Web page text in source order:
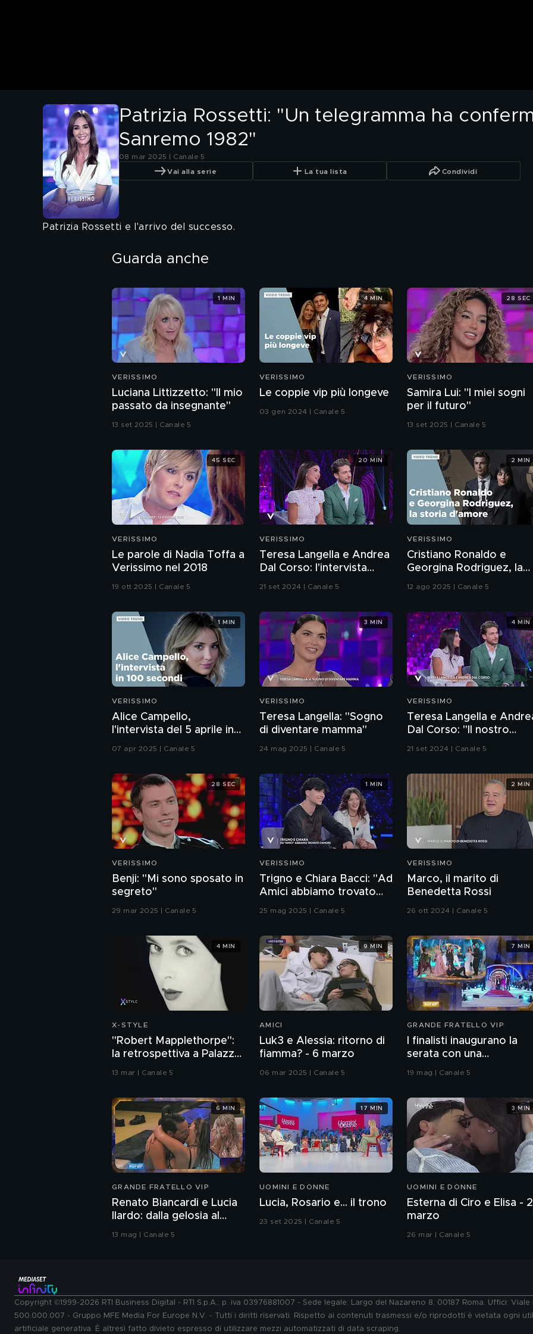
Patrizia Rossetti: "Un telegramma ha
Sanremo 1982"
08 mar 2025 | Canale 5
Vai alla serie La tua lista Condividi
Patrizia Rossetti e l'arrivo del successo.
Guarda anche
VERISSIMO
Luciana Littizzetto: "Il mio
passato da insegnante"
13 set 2025 | Canale 5
1 MIN
VERISSIMO
Le coppie vip più longeve
03 gen 2024 | Canale 5
4 MIN
VERISSIMO
Samira Lui: "I miei sogni
per il futuro"
13 set 2025 | Canale 5
28 SEC
VERISSIMO
Le parole di Nadia Toffa a
Verissimo nel 2018
19 ott 2025 | Canale 5
45 SEC
VERISSIMO
Teresa Langella e Andrea
Dal Corso: l'intervista
21 set 2024 | Canale 5
20 MIN
VERISSIMO
Cristiano Ronaldo e
Georgina Rodriguez, la
storia d'amore
12 ago 2025 | Canale 5
2 MIN
VERISSIMO
Alice Campello,
l'intervista del 5 aprile in
100 secondi
07 apr 2025 | Canale 5
1 MIN
VERISSIMO
Teresa Langella: "Sogno
di diventare mamma"
24 mag 2025 | Canale 5
3 MIN
VERISSIMO
Teresa Langella e
Dal Corso: "Il nostro
matrimonio da favola"
21 set 2024 | Canale 5
4 MIN
VERISSIMO
Benji: "Mi sono sposato in
segreto"
29 mar 2025 | Canale 5
28 SEC
VERISSIMO
Trigno e Chiara Bacci: "Ad
Amici abbiamo trovato
25 mag 2025 | Canale 5
1 MIN
VERISSIMO
Marco, il marito di
Benedetta Rossi
26 ott 2024 | Canale 5
2 MIN
X-STYLE
"Robert Mapplethorpe":
la retrospettiva a Palazzo
Reale
13 mar | Canale 5
4 MIN
AMICI
Luk3 e Alessia: ritorno di
fiamma? - 6 marzo
06 mar 2025 | Canale 5
9 MIN
GRANDE FRATELLO VIP
I finalisti inaugurano la
serata con una
coreografia
19 mag | Canale 5
7 MIN
GRANDE FRATELLO VIP
Renato Biancardi e Lucia
Ilardo: dalla gelosia al
13 mag | Canale 5
6 MIN
UOMINI E DONNE
Lucia, Rosario e... il trono
23 set 2025 | Canale 5
17 MIN
UOMINI E DONNE
Esterna di Ciro e Elisa -
marzo
26 mar | Canale 5
3 MIN
Copyright ©1999-2026 RTI Business Digital - RTI S.p.A.: p. iva 03976881007 - Sede legale: Largo del Nazareno 8, 00187 Roma. Uffici:
500.000.007 - Gruppo MFE Media For Europe N.V. - Tutti i diritti riservati. Rispetto ai contenuti trasmessi e/o riprodotti è vietata ogni
artificiale generativa. È altresì fatto divieto espresso di utilizzare mezzi automatizzati di data scraping.